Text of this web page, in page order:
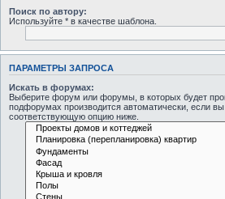
Поиск по автору:
Используйте * в качестве шаблона.
ПАРАМЕТРЫ ЗАПРОСА
Искать в форумах:
Выберите форум или форумы, в которых будет
подфорумах производится автоматически, если
соответствующую опцию ниже.